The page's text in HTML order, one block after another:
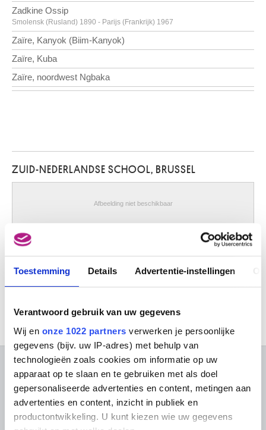
Toestemming Details Advertentie-instellingen
Verantwoord gebruik van uw gegevens
Wij en onze 1022 partners verwerken je persoonlijke
gegevens (bijv. uw IP-adres) met behulp van
technologieën zoals cookies om informatie op uw
apparaat op te slaan en te gebruiken met als doel
gepersonaliseerde advertenties en content, metingen aan
advertenties en content, inzicht in publiek en
productontwikkeling. U kunt kiezen wie uw gegevens
Zadkine Ossip
Smolensk (Rusland) 1890 - Parijs (Frankrijk) 1967
Zaïre, Kanyok (Biim-Kanyok)
Zaïre, Kuba
Zaïre, noordwest Ngbaka
Zimmermann Jacques
Hoboken / Antwerpen 1929
Zuccari Federico
Sant'Angelo in Vado (Italië) 1540/41 - Ancona (Italië) 1609
Zuid-Nederlandse school
Zuid-Nederlandse school
derde kwart 15de eeuw
Zuid-Nederlandse school
Zuid-Nederlandse school
15de eeuw
ZUID-NEDERLANDSE SCHOOL, BRUSSEL
Afbeelding niet beschikbaar
Rechterluik van een retabel. Voorzijde : Portret van Jacomijne Huioels,
echtgenote van Joos van Facuwez, als schenkster ; Keerzijde :
Wapenschilden en opschrift betreffende de afgebeelde persoon
OVER DE MUSEA
Veelgestelde vragen
Praktisch
Onderzoek
Bibliotheek